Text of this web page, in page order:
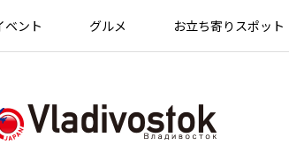
ベント グルメ お立ち寄りスポット